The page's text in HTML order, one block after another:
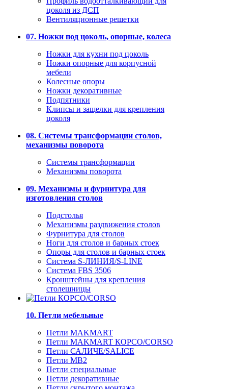
цоколя из ДСП
Вентиляционные решетки
07. Ножки под цоколь, опорные, колеса
Ножки для кухни под цоколь
Ножки опорные для корпусной
мебели
Колесные опоры
Ножки декоративные
Подпятники
Клипсы и защелки для крепления
цоколя
08. Системы трансформации столов,
механизмы поворота
Системы трансформации
Механизмы поворота
09. Механизмы и фурнитура для
изготовления столов
Подстолья
Механизмы раздвижения столов
Фурнитура для столов
Ноги для столов и барных стоек
Опоры для столов и барных стоек
Система S-ЛИНИЯ/S-LINE
Система FBS 3506
Кронштейны для крепления
столешницы
10. Петли мебельные
Петли MAKMART
Петли MAKMART КОРСО/CORSO
Петли САЛИЧЕ/SALICE
Петли MB2
Петли специальные
Петли декоративные